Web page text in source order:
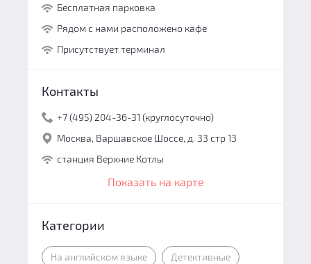
Бесплатная парковка
Рядом с нами расположено кафе
Присутствует терминал
Контакты
+7 (495) 204-36-31 (круглосуточно)
Москва, Варшавское Шоссе, д. 33 стр 13
станция Верхние Котлы
Показать на карте
Категории
На английском языке Детективные